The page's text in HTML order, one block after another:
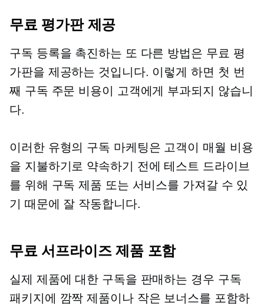
무료 평가판 제공
구독 등록을 촉진하는 또 다른 방법은 무료 평
가판을 제공하는 것입니다. 이렇게 하면 첫 번
째 구독 주문 비용이 고객에게 부과되지 않습니
다.
이러한 유형의 구독 마케팅은 고객이 매월 비용
을 지불하기로 약속하기 전에 테스트 드라이브
를 위해 구독 제품 또는 서비스를 가져갈 수 있
기 때문에 잘 작동합니다.
무료 서프라이즈 제품 포함
실제 제품에 대한 구독을 판매하는 경우 구독
패키지에 깜짝 제품이나 작은 보너스를 포함하